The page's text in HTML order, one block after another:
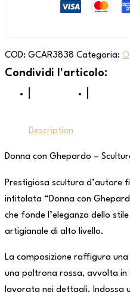
COD: GCAR3838 Categoria:
Description
Donna con Ghepardo –
Prestigiosa scultura d’autore
intitolata “Donna con
che fonde l’eleganza dello
artigianale di alto livello.
La composizione raffigura
una poltrona rossa, avvolta in
lavorata nei dettagli. Indossa